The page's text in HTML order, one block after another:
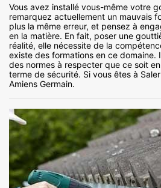
Vous avez installé vous-même votre
remarquez actuellement un mauvais
plus la même erreur, et pensez à
en la matière. En fait, poser une
réalité, elle nécessite de la
existe des formations en ce domaine.
des normes à respecter que ce soit
terme de sécurité. Si vous êtes à
Amiens Germain.